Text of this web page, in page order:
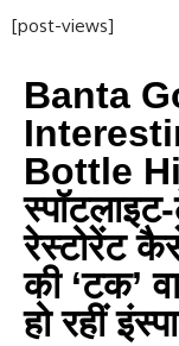
[post-views]
Banta
Bottle
रेस्टोरेंट
की ‘टक’
हो रहीं